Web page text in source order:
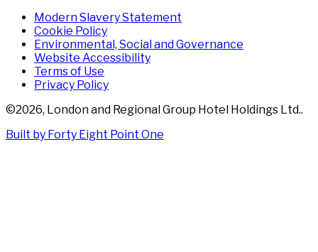
Modern Slavery Statement
Cookie Policy
Environmental, Social and Governance
Website Accessibility
Terms of Use
Privacy Policy
©2026, London and Regional Group Hotel Holdings Ltd..
Built by Forty Eight Point One